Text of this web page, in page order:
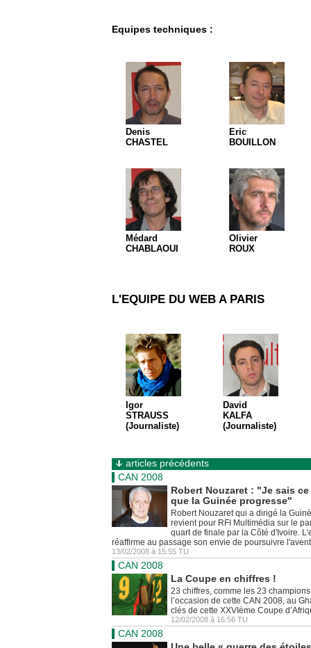
Equipes techniques :
Denis
CHASTEL
Eric
BOUILLON
Médard
CHABLAOUI
Olivier
ROUX
L'EQUIPE DU WEB A PARIS
Igor
STRAUSS
(Journaliste)
David
KALFA
(Journaliste)
articles précédents
CAN 2008
Robert Nouzaret : "Je sais
que la Guinée progresse"
Robert Nouzaret qui a dirigé la
revient pour RFI Multimédia sur le
quart de finale par la Côté d'Ivoire.
réaffirme au passage son envie de poursuivre
13/02/2008 à 15:55 TU
CAN 2008
La Coupe en chiffres !
23 chiffres, comme les 23
l’occasion de cette CAN 2008, au
clés de cette XXVIème Coupe
12/02/2008 à 16:56 TU
CAN 2008